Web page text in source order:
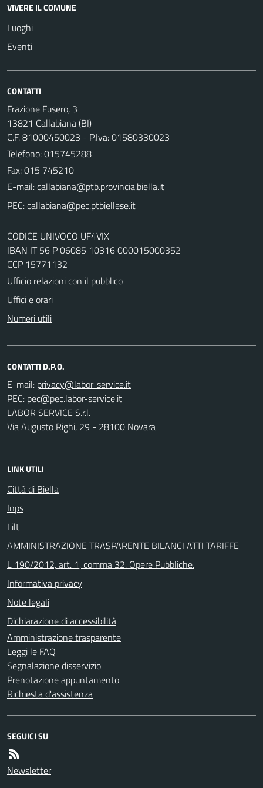
VIVERE IL COMUNE
Luoghi
Eventi
CONTATTI
Frazione Fusero, 3
13821 Callabiana (BI)
C.F. 81000450023 - P.Iva: 01580330023
Telefono:015745288
Fax: 015 745210
E-mail:
PEC:
CODICE UNIVOCO UF4VIX
IBAN IT 56 P 06085 10316 000015000352
CCP 15771132
Ufficio relazioni con il pubblico
Uffici e orari
Numeri utili
CONTATTI D.P.O.
E-mail:
PEC:
LABOR SERVICE S.r.l.
Via Augusto Righi, 29 - 28100 Novara
LINK UTILI
Città di Biella
Inps
Lilt
AMMINISTRAZIONE TRASPARENTE BILANCI ATTI TARIFFE
L 190/2012, art. 1, comma 32. Opere Pubbliche.
Informativa privacy
Note legali
Dichiarazione di accessibilità
Amministrazione trasparente
Leggi le FAQ
Segnalazione disservizio
Prenotazione appuntamento
Richiesta d'assistenza
SEGUICI SU
Newsletter